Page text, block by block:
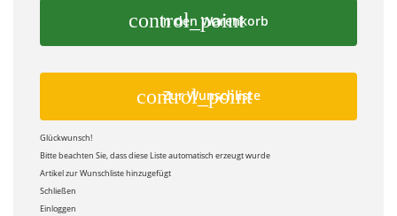
control_point
In den Warenkorb
control_point
Zur Wunschliste
Glückwunsch!
Bitte beachten Sie, dass diese Liste automatisch erzeugt wurde
Artikel zur Wunschliste hinzugefügt
Schließen
Einloggen